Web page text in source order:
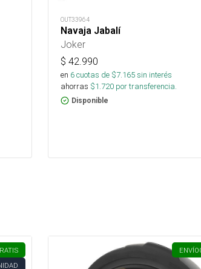
OUT33964
Navaja Jabalí
Joker
$ 42.990
en 6cuotas de $7.165sin interés
ahorras $1.720 por transferencia.
Disponible
ENVÍO